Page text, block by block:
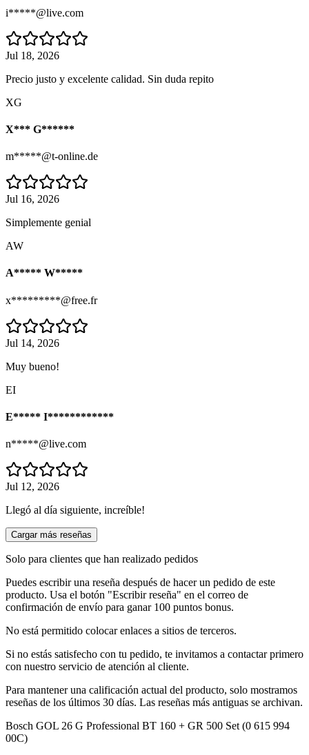
i*****@live.com
Jul 18, 2026
Precio justo y excelente calidad. Sin duda repito
XG
X*** G******
m*****@t-online.de
Jul 16, 2026
Simplemente genial
AW
A***** W*****
x*********@free.fr
Jul 14, 2026
Muy bueno!
EI
E***** I************
n*****@live.com
Jul 12, 2026
Llegó al día siguiente, increíble!
Cargar más reseñas
Solo para clientes que han realizado pedidos
Puedes escribir una reseña después de hacer un pedido de este
producto. Usa el botón "Escribir reseña" en el correo de
confirmación de envío para ganar 100 puntos bonus.
No está permitido colocar enlaces a sitios de terceros.
Si no estás satisfecho con tu pedido, te invitamos a contactar primero
con nuestro servicio de atención al cliente.
Para mantener una calificación actual del producto, solo mostramos
reseñas de los últimos 30 días. Las reseñas más antiguas se archivan.
Bosch GOL 26 G Professional BT 160 + GR 500 Set (0 615 994
00C)